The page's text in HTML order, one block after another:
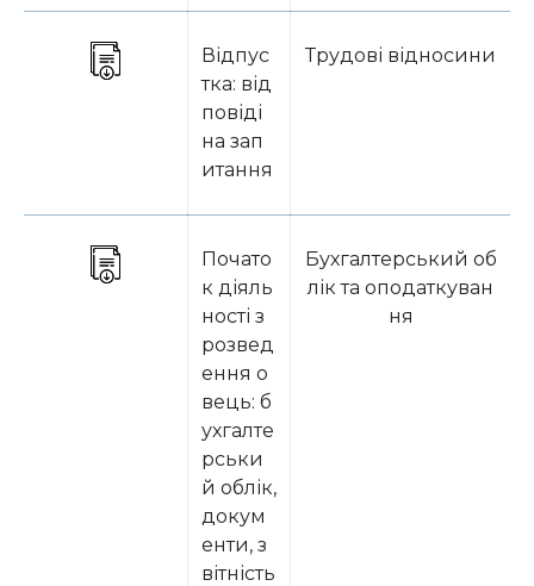
Відпус
тка: від
повіді
на зап
итання
Трудові відносини
Почато
к діяль
ності з
розвед
ення о
вець: б
ухгалте
рськи
й облік,
докум
енти, з
вітність
Бухгалтерський об
лік та оподаткуван
ня